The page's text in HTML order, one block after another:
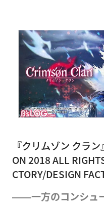
『クリムゾン クラ
ON 2018 ALL
CTORY/DESIGN
――一方のコンシュ